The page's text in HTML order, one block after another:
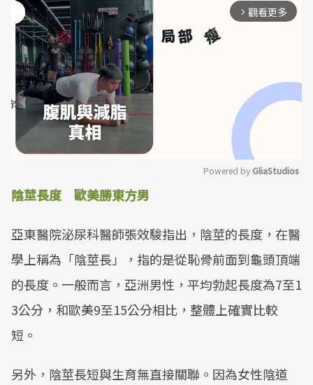
arrow_forward_ios 觀看更多
Powered by GliaStudios
陰莖長度 歐美勝東方男
亞東醫院泌尿科醫師張效駿指出，陰莖的長度，在醫
學上稱為「陰莖長」，指的是從恥骨前面到龜頭頂端
的長度。一般而言，亞洲男性，平均勃起長度為7至1
3公分，和歐美9至15公分相比，整體上確實比較
短。
另外，陰莖長短與生育無直接關聯。因為女性陰道